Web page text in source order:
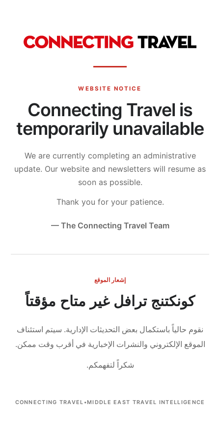
WEBSITE NOTICE
Connecting Travel is
temporarily unavailable
We are currently completing an administrative
update. Our website and newsletters will resume as
soon as possible.
Thank you for your patience.
— The Connecting Travel Team
إشعار الموقع
كونكتنج ترافل غير متاح مؤقتاً
نقوم حالياً باستكمال بعض التحديثات الإدارية. سيتم استئناف
الموقع الإلكتروني والنشرات الإخبارية في أقرب وقت ممكن.
شكراً لتفهمكم.
CONNECTING TRAVEL •MIDDLE EAST TRAVEL INTELLIGENCE